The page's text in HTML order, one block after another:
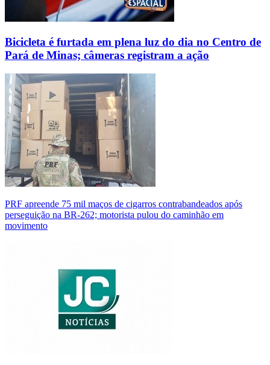
Bicicleta é furtada em plena luz do dia no Centro de
Pará de Minas; câmeras registram a ação
PRF apreende 75 mil maços de cigarros contrabandeados após
perseguição na BR-262; motorista pulou do caminhão em
movimento